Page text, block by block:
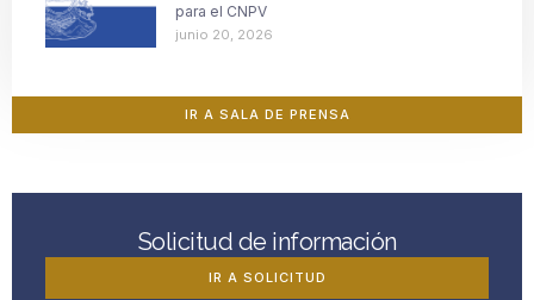
para el CNPV
junio 20, 2026
IR A SALA DE PRENSA
Solicitud de información
IR A SOLICITUD